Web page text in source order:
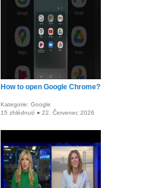
How to open Google Chrome?
Kategorie: Google
15 zhlédnutí ● 22. Červenec 2026